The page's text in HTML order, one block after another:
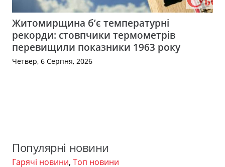
Житомирщина б’є температурні
рекорди: стовпчики термометрів
перевищили показники 1963 року
Четвер, 6 Серпня, 2026
Популярні новини
Гарячі новини, Топ новини